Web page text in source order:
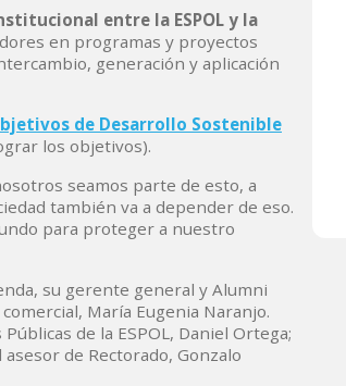
entre la ESPOL y la
en programas y proyectos
generación y aplicación
de Desarrollo Sostenible
los objetivos).
seamos parte de esto, a
también va a depender de eso.
para proteger a nuestro
su gerente general y Alumni
María Eugenia Naranjo.
de la ESPOL, Daniel Ortega;
de Rectorado, Gonzalo